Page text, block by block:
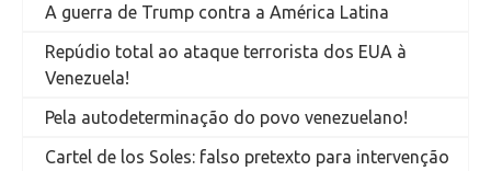
A guerra de Trump contra a América Latina
Repúdio total ao ataque terrorista dos EUA à
Venezuela!
Pela autodeterminação do povo venezuelano!
Cartel de los Soles: falso pretexto para intervenção